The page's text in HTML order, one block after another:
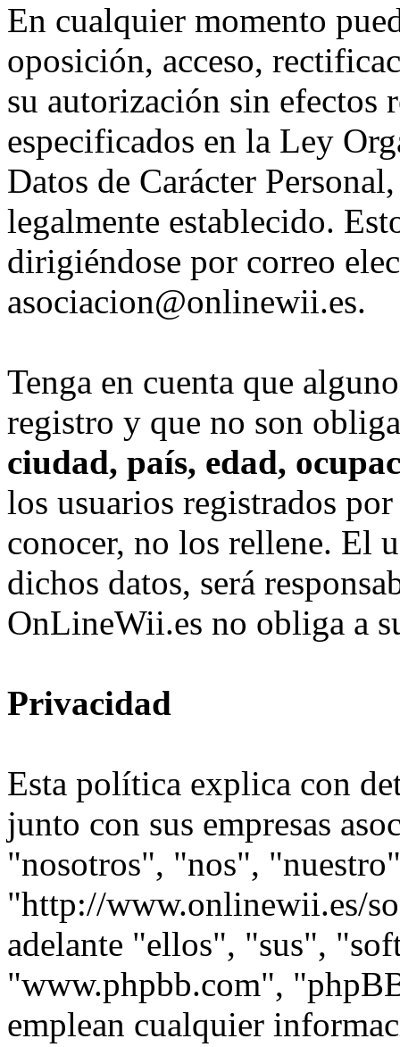
En cualquier momento
oposición, acceso,
su autorización sin efectos
especificados en la Ley
Datos de Carácter
legalmente establecido.
dirigiéndose por correo
asociacion@onlinewii.es.
Tenga en cuenta que
registro y que no son
ciudad, país, edad,
los usuarios registrados
conocer, no los rellene. El
dichos datos, será
OnLineWii.es no obliga a
Privacidad
Esta política explica con
junto con sus empresas
"nosotros", "nos",
"http://www.onlinewii.es/
adelante "ellos", "sus",
"www.phpbb.com",
emplean cualquier